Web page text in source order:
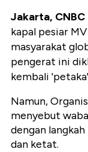
Jakarta,
kapal pesiar
masyarakat
pengerat ini
kembali
Namun,
menyebut
dengan
dan ketat.